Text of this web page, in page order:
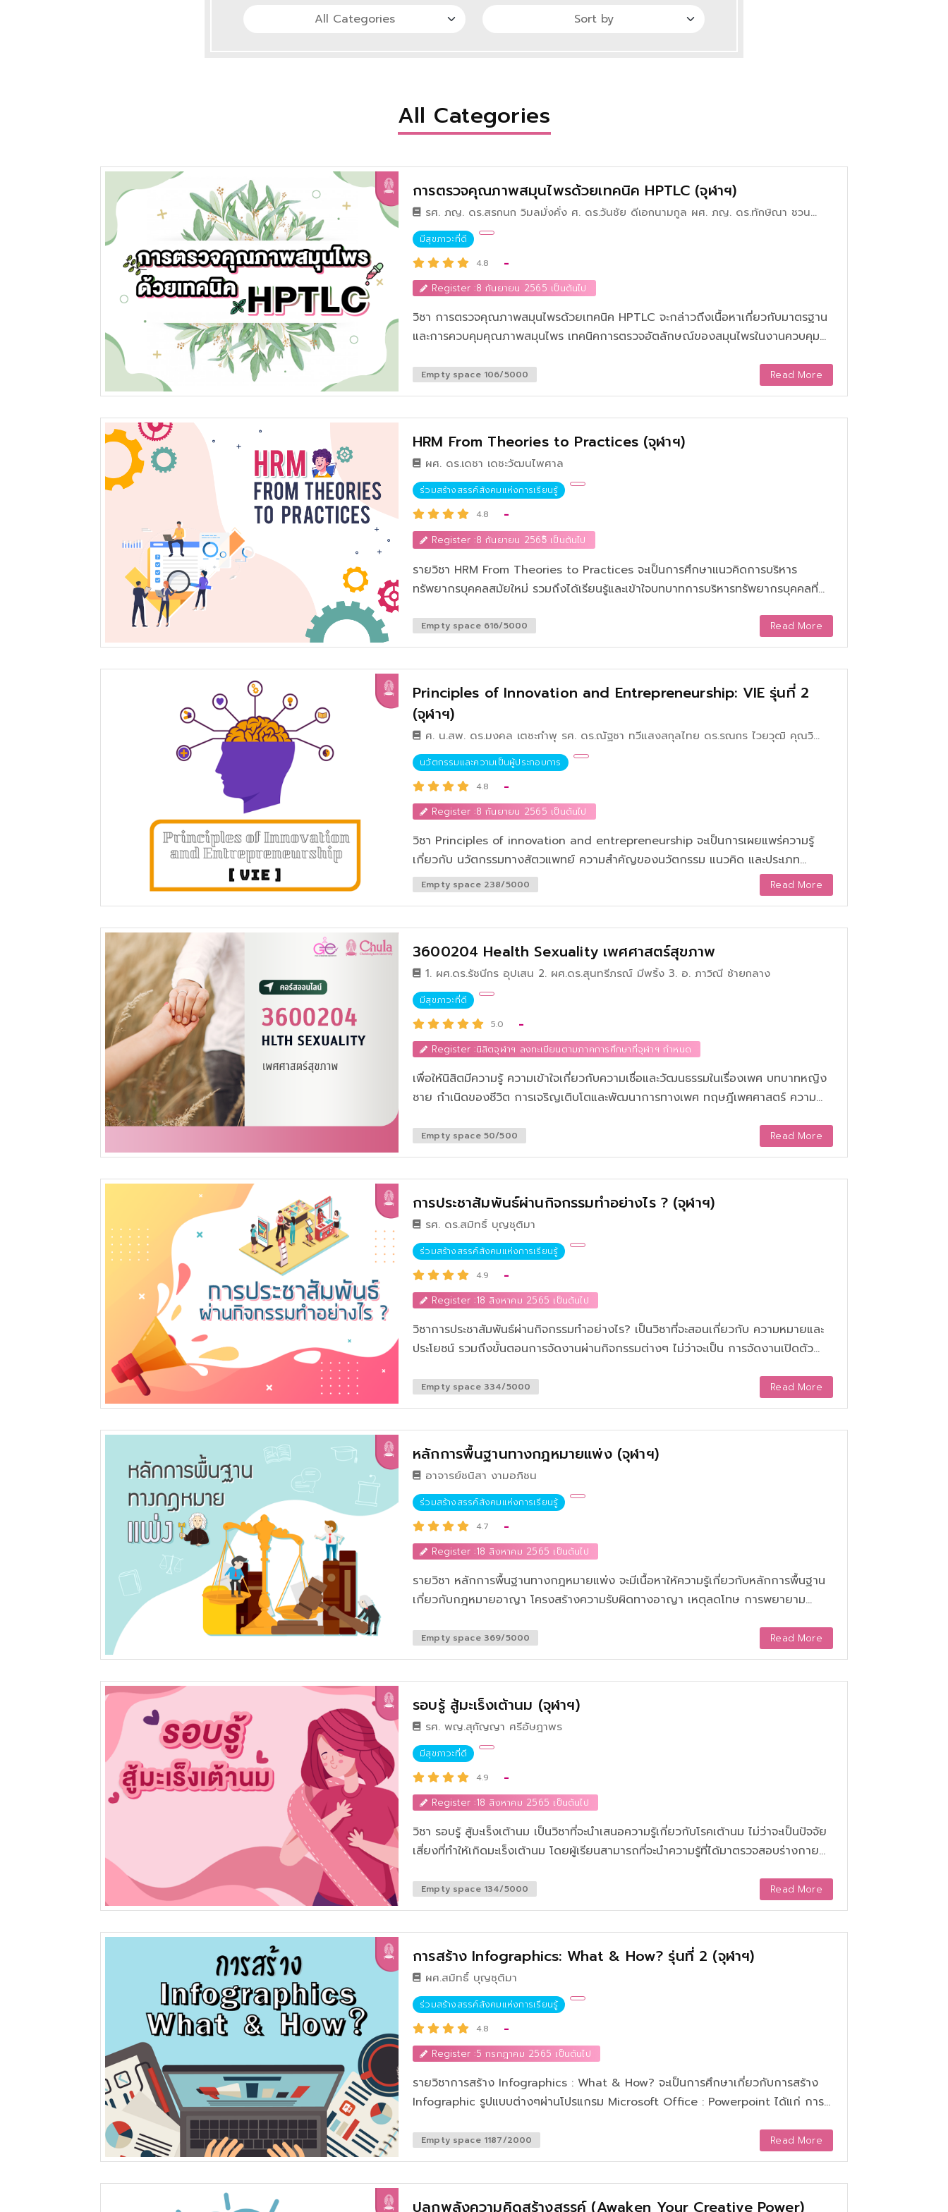
All Categories
การตรวจคุณภาพสมุนไพรด้วยเทคนิค HPTLC (จุฬาฯ)
รศ. ภญ. ดร.สรกนก วิมลมั่งคั่ง ศ. ดร.วันชัย ดีเอกนามกูล ผศ. ภญ. ดร.ทักษิณา ชวน
อาษา ผศ. ภญ. ดร.วิชชุดา ธนกิจเจริญพัฒน์ และ อ. ภญ.จีรภัทร์ ดวงฉวี
มีสุขภาวะที่ดี
4.8
-
Register :8 กันยายน 2565 เป็นต้นไป
วิชา การตรวจคุณภาพสมุนไพรด้วยเทคนิค HPTLC จะกล่าวถึงเนื้อหาเกี่ยวกับมาตรฐาน
และการควบคุมคุณภาพสมุนไพร เทคนิคการตรวจอัตลักษณ์ของสมุนไพรในงานควบคุม
เทคนิคการแยกสารด้วย TLC ขั้นตอนและเครื่องมือสำหรับการวิเคราะห์ทางเคมีด้วย
เทคนิค TLC/HPTLC การอ่านและแปลผลการทดสอบเชิงปริมาณและเชิงคุณภาพเพื่อ
วิเคราะห์ (method validation) สมุนไพรด้วยเทคนิค HPTLC การค้นคว้าและการเลือกใช้
แหล่งอ้างอิงในการวิเคราะห์สมุนไพร และหลักการพัฒนาวิธีวิเคราะห์สมุนไพรด้วยเทคนิค
HPTLC โดยปัจจุบันได้มีการนำสมุนไพรไทยมาใช้ในการผลิตภัณฑ์หลายๆ อย่างเป็น
จำนวนมาก เนื่องจากสมุนไพรมีสรรพคุณที่ดีไม่ส่งผลกระทบต่อร่างกาย ทั้งนี้หากผู้ที่มี
ความรู้ความเชี่ยวชาญได้มีการเลือกนำสมุนไพรมาใช้ให้ถูกต้องและเหมาะสมก็จะเป็น
ประโยชน์ต่อผู้ใช้เป็นอย่างมาก ไม่ว่าจะเป็นการชำระล้างสารพิษออกจากร่างกาย ลด
อาการอักเสบของผิวหนังลดรอยเหี่ยวย่น ทำให้ผิวขาวใส ดังนั้นหากมีการเรียนรู้ รวมทั้ง
ขั้นตอนการดำเนินงานที่ถูกต้องและเหมาะสมเผยแพร่แก่ประชาชนที่สนใจเพื่อสามารถนำไป
ใช้ได้อย่างมีประสิทธิภาพ
Empty space 106/5000 Read More
HRM From Theories to Practices (จุฬาฯ)
ผศ. ดร.เดชา เดชะวัฒนไพศาล
ร่วมสร้างสรรค์สังคมแห่งการเรียนรู้
4.8
-
Register :8 กันยายน 2565ิ เป็นต้นไป
รายวิชา HRM From Theories to Practices จะเป็นการศึกษาแนวคิดการบริหาร
ทรัพยากรบุคคลสมัยใหม่ รวมถึงได้เรียนรู้และเข้าใจบทบาทการบริหารทรัพยากรบุคคลที่
บริหารงานในหน่วยงาน/องค์กรให้เกิดประโยชน์สูงสุด
Empty space 616/5000 Read More
Principles of Innovation and Entrepreneurship: VIE รุ่นที่ 2
(จุฬาฯ)
ศ. น.สพ. ดร.มงคล เตชะกำพุ รศ. ดร.ณัฐชา ทวีแสงสกุลไทย ดร.รณกร ไวยวุฒิ คุณวิ
วรรณ ธาราหิรัญโชติและ คุณธนยศ เอื้อวิศาลวรวงศ์
นวัตกรรมและความเป็นผู้ประกอบการ
4.8
-
Register :8 กันยายน 2565 เป็นต้นไป
วิชา Principles of innovation and entrepreneurship จะเป็นการเผยแพร่ความรู้
เกี่ยวกับ นวัตกรรมทางสัตวแพทย์ ความสำคัญของนวัตกรรม แนวคิด และประเภท
นวัตกรรม ปัจจัยสู่ความสำเร็จในการสร้างนวัตกรรม การบริการงานธุรกิจและการจัดการ
การเงินสำหรับสัตวแพทย์ โดยทีมผู้สอนมีแนวคิดว่า สัตวแพทย์ควรได้รับการพัฒนาให้เป็น
สร้างสรรค์นั้นสามารถต่อยอด นำไปใช้ประโยชน์ และสร้างคุณค่า ไม่ว่าจะในด้านธุรกิจหรือ
คุณค่าต่อเกษตรกรได้ จึงจะเรียกได้ว่าเป็นนวัตกรรม
Empty space 238/5000 Read More
3600204 Health Sexuality เพศศาสตร์สุขภาพ
1. ผศ.ดร.รัชนีกร อุปเสน 2. ผศ.ดร.สุนทรีภรณ์ มีพริ้ง 3. อ. ภาวิณี ซ้ายกลาง
มีสุขภาวะที่ดี
5.0
-
Register :นิสิตจุฬาฯ ลงทะเบียนตามภาคการศึกษาที่จุฬาฯ กำหนด
เพื่อให้นิสิตมีความรู้ ความเข้าใจเกี่ยวกับความเชื่อและวัฒนธรรมในเรื่องเพศ บทบาทหญิง
ชาย กำเนิดของชีวิต การเจริญเติบโตและพัฒนาการทางเพศ ทฤษฎีเพศศาสตร์ ความ
กับเพศสัมพันธ์ และวางแผนชีวิตสมรสของตนได้
Empty space 50/500 Read More
การประชาสัมพันธ์ผ่านกิจกรรมทำอย่างไร ? (จุฬาฯ)
รศ. ดร.สมิทธิ์ บุญชุติมา
ร่วมสร้างสรรค์สังคมแห่งการเรียนรู้
4.9
-
Register :18 สิงหาคม 2565 เป็นต้นไป
วิชาการประชาสัมพันธ์ผ่านกิจกรรมทำอย่างไร? เป็นวิชาที่จะสอนเกี่ยวกับ ความหมายและ
ประโยชน์ รวมถึงขั้นตอนการจัดงานผ่านกิจกรรมต่างๆ ไม่ว่าจะเป็น การจัดงานเปิดตัว
การจัดการประชุมและสัมมนา การจัดกิจกรรมทัศนศึกษานอกสถานที่ การจัดกิจกรรม
บันเทิง และรูปแบบการจัดกิจกรรมอื่นๆ รวมถึงข้อดีและข้อเสียของการจัดกิจกรรม การ
บุคคลทั่วไปที่มาเข้าร่วมกิจกรรมนั้น ๆ ด้วย
Empty space 334/5000 Read More
หลักการพื้นฐานทางกฎหมายแพ่ง (จุฬาฯ)
อาจารย์ชนิสา งามอภิชน
ร่วมสร้างสรรค์สังคมแห่งการเรียนรู้
4.7
-
Register :18 สิงหาคม 2565 เป็นต้นไป
รายวิชา หลักการพื้นฐานทางกฎหมายแพ่ง จะมีเนื้อหาให้ความรู้เกี่ยวกับหลักการพื้นฐาน
เกี่ยวกับกฎหมายอาญา โครงสร้างความรับผิดทางอาญา เหตุลดโทษ การพยายาม
ความผิดที่สำคัญ
Empty space 369/5000 Read More
รอบรู้ สู้มะเร็งเต้านม (จุฬาฯ)
รศ. พญ.สุกัญญา ศรีอัษฎาพร
มีสุขภาวะที่ดี
4.9
-
Register :18 สิงหาคม 2565 เป็นต้นไป
วิชา รอบรู้ สู้มะเร็งเต้านม เป็นวิชาที่จะนำเสนอความรู้เกี่ยวกับโรคเต้านม ไม่ว่าจะเป็นปัจจัย
เสี่ยงที่ทำให้เกิดมะเร็งเต้านม โดยผู้เรียนสามารถที่จะนำความรู้ที่ได้มาตรวจสอบร่างกาย
และเพื่อให้ผู้เรียนได้รับทราบแลมีความรู้ถึงขั้นตอนการตรวจคัดกรอง การวินิจฉัย วิธีการ
รักษาด้วยวิธีต่างๆ เช่น การรักษาด้วยการผ่าตัด การรักษาด้วยการให้ยา การฉายแสง
Empty space 134/5000 Read More
การสร้าง Infographics: What & How? รุ่นที่ 2 (จุฬาฯ)
ผศ.สมิทธิ์ บุญชุติมา
ร่วมสร้างสรรค์สังคมแห่งการเรียนรู้
4.8
-
Register :5 กรกฎาคม 2565 เป็นต้นไป
รายวิชาการสร้าง Infographics : What & How? จะเป็นการศึกษาเกี่ยวกับการสร้าง
Infographic รูปแบบต่างๆผ่านโปรแกรม Microsoft Office : Powerpoint ได้แก่ การ
องค์ประกอบภาพนิ่ง การเลือกฟอนท์ การคิดคำพาดหัว การทำภาพเคลื่อนไหว และการ
บันทึกไฟล์
Empty space 1187/2000 Read More
ปลุกพลังความคิดสร้างสรรค์ (Awaken Your Creative Power)